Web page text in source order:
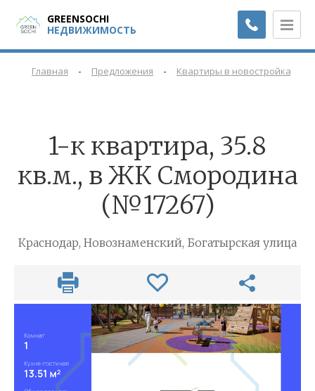
GREENSOCHI
НЕДВИЖИМОСТЬ
Главная - Предложения - Квартиры в новостройках
1-к квартира, 35.8
кв.м., в ЖК Смородина
(№17267)
Краснодар, Новознаменский, Богатырская улица